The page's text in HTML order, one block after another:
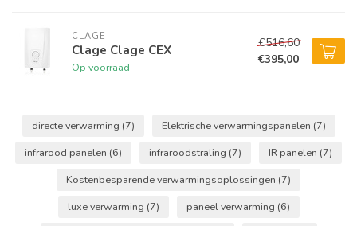
CLAGE
Clage Clage CEX
Op voorraad
€516,60
€395,00
directe verwarming (7) Elektrische verwarmingspanelen (7)
infrarood panelen (6) infraroodstraling (7) IR panelen (7)
Kostenbesparende verwarmingsoplossingen (7)
luxe verwarming (7) paneel verwarming (6)